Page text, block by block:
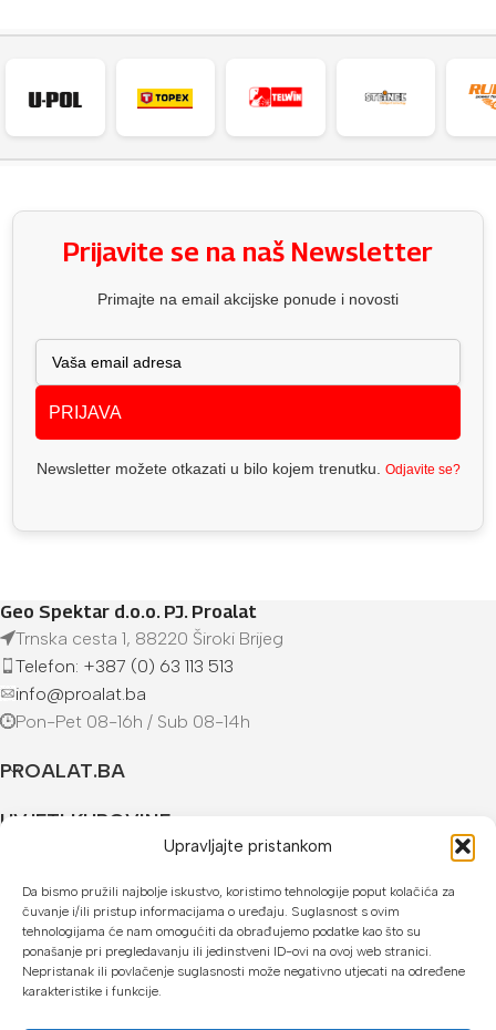
Upravljajte pristankom
Da bismo pružili najbolje iskustvo, koristimo tehnologije poput kolačića za
čuvanje i/ili pristup informacijama o uređaju. Suglasnost s ovim
tehnologijama će nam omogućiti da obrađujemo podatke kao što su
ponašanje pri pregledavanju ili jedinstveni ID-ovi na ovoj web stranici.
Nepristanak ili povlačenje suglasnosti može negativno utjecati na određene
karakteristike i funkcije.
Prijavite se na naš Newsletter
Primajte na email akcijske ponude i novosti
PRIJAVA
Newsletter možete otkazati u bilo kojem trenutku. Odjavite se?
Geo Spektar d.o.o. PJ. Proalat
Trnska cesta 1, 88220 Široki Brijeg
Telefon: +387 (0) 63 113 513
info@proalat.ba
Pon-Pet 08-16h / Sub 08-14h
PROALAT.BA
UVJETI KUPOVINE
U našoj web trgovini možete platiti:
Kreditnim karticama jednokratno ili do 24 rate
Općom uplatnicom, virmanom, internet bankarstvom